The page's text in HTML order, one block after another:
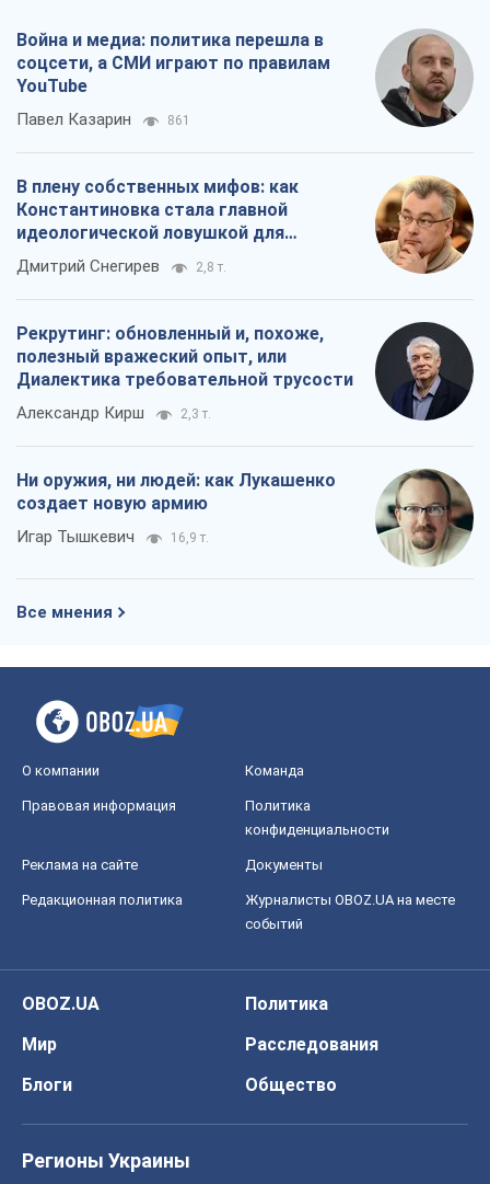
Война и медиа: политика перешла в
соцсети, а СМИ играют по правилам
YouTube
Павел Казарин 861
В плену собственных мифов: как
Константиновка стала главной
идеологической ловушкой для
российских оккупантов
Дмитрий Снегирев 2,8 т.
Рекрутинг: обновленный и, похоже,
полезный вражеский опыт, или
Диалектика требовательной трусости
Александр Кирш 2,3 т.
Ни оружия, ни людей: как Лукашенко
создает новую армию
Игар Тышкевич 16,9 т.
Все мнения
О компании Команда
Правовая информация
Политика
конфиденциальности
Реклама на сайте Документы
Редакционная политика
Журналисты OBOZ.UA на месте
событий
OBOZ.UA
Политика
Мир
Расследования
Блоги
Общество
Регионы Украины